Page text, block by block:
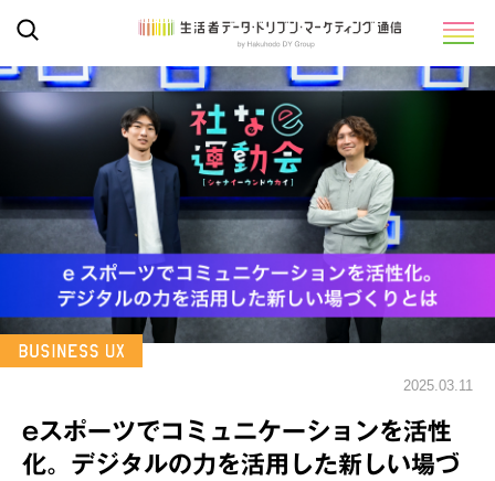
2025.03.11
eスポーツでコミュニケーションを活性
化。デジタルの力を活用した新しい場づ